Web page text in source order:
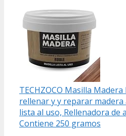
TECHZOCO Masilla
rellenar y y reparar
lista al uso, Rellenadora de
Contiene 250 gramos